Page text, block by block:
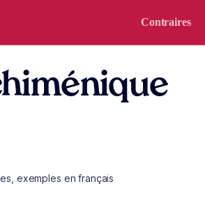
Contraires
exemples en français